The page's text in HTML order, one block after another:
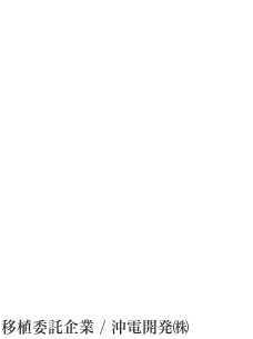
移植委託企業 / 沖電開発㈱